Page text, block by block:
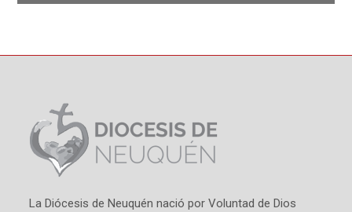
La Diócesis de Neuquén nació por Voluntad de Dios